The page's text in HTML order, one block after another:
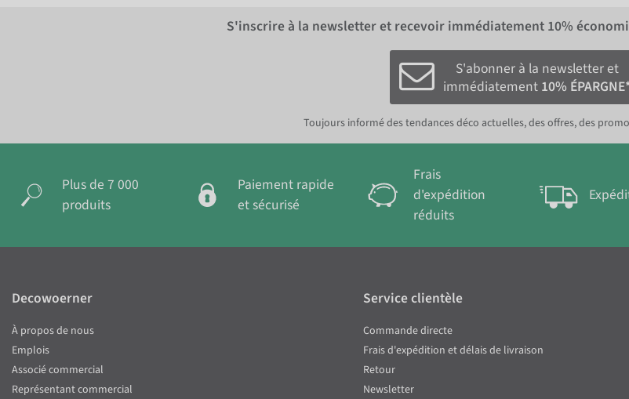
S'inscrire à la newsletter et recevoir immédiatement 10%
S'abonner à la newsletter et
immédiatement 10%
Toujours informé des tendances déco actuelles, des offres, des
Plus de 7 000
produits
Paiement rapide
et sécurisé
Frais
d'expédition
réduits
Decowoerner
À propos de nous
Emplois
Associé commercial
Représentant commercial
Service clientèle
Commande directe
Frais d'expédition et délais de livraison
Retour
Newsletter